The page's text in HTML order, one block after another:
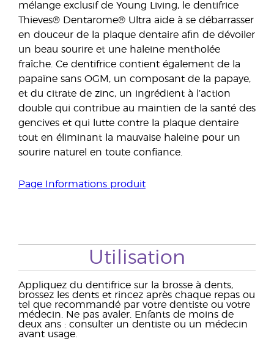
mélange exclusif de Young Living, le dentifrice
Thieves® Dentarome® Ultra aide à se débarrasser
en douceur de la plaque dentaire afin de dévoiler
un beau sourire et une haleine mentholée
fraîche. Ce dentifrice contient également de la
papaïne sans OGM, un composant de la papaye,
et du citrate de zinc, un ingrédient à l’action
double qui contribue au maintien de la santé des
gencives et qui lutte contre la plaque dentaire
tout en éliminant la mauvaise haleine pour un
sourire naturel en toute confiance.
Page Informations produit
Utilisation
Appliquez du dentifrice sur la brosse à dents,
brossez les dents et rincez après chaque repas ou
tel que recommandé par votre dentiste ou votre
médecin. Ne pas avaler. Enfants de moins de
deux ans : consulter un dentiste ou un médecin
avant usage.